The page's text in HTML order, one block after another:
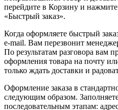
перейдите в Корзину и
«Быстрый заказ».
Когда оформляете быстрый
e-mail. Вам перезвонит
По результатам разговора вам
оформления товара на почту
только ждать доставки и
Оформление заказа в
следующим образом.
последовательным этапам: